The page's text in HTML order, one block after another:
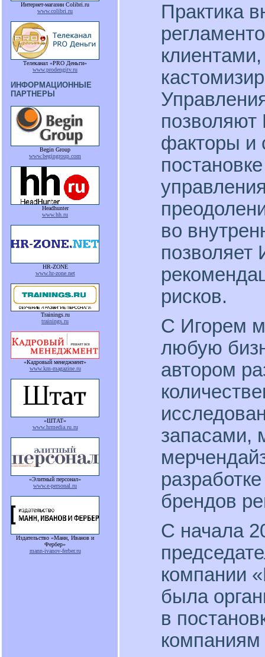
Интернет-магазин Colibri.ru
www.colibri.ru
Телеканал «PRO Деньги»
www.prodengitv.ru
ИНФОРМАЦИОННЫЕ
ПАРТНЕРЫ
Begin Group
www.begingroup.com
Headhunter
www.hh.ru
HR-ZONE
www.hr-zone.net
Trainings.ru
trainings.ru
«Кадровый менеджмент»
www.km-magazine.ru
«ШТАТ»
www.hrmedia.ru.ru
«Элитный персонал»
www.e-personal.ru
Издательство «Манн, Иванов и
Фербер»
mann-ivanov-ferber.ru
Практика
позволяют
факторы и
во
позволяет
рисков.
С Игорем
любую
автором
запасами,
брендов
С начала
компании
была
в
компаниям